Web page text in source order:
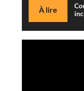
À lire